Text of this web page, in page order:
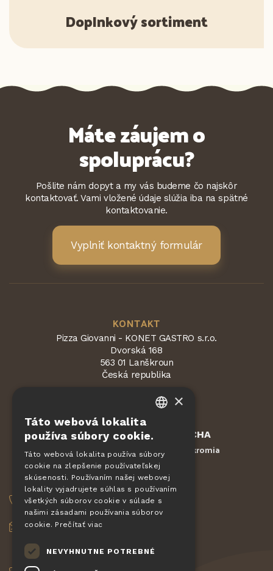
Doplnkový sortiment
Máte záujem o
spoluprácu?
Pošlite nám dopyt a my vás budeme čo najskôr
kontaktovať. Vami vložené údaje slúžia iba na spätné
kontaktovanie.
Vyplniť kontaktný formulár
KONTAKT
Pizza Giovanni - KONET GASTRO s.r.o.
Dvorská 168
563 01 Lanškroun
Česká republika
Chránené službou reCAPTCHA
Zmluvné podmienky Ochrana súkromia
OBJEDNÁVKY
+420 775 560 953
objednavky@pizzagiovanni.cz
VAŠE OTÁZKY
DE
SLOVAK
×
Táto webová lokalita
používa súbory cookie.
Táto webová lokalita používa súbory
cookie na zlepšenie používateľskej
skúsenosti. Používaním našej webovej
lokality vyjadrujete súhlas s používaním
všetkých súborov cookie v súlade s
našimi zásadami používania súborov
cookie. Prečítať viac
NEVYHNUTNE POTREBNÉ